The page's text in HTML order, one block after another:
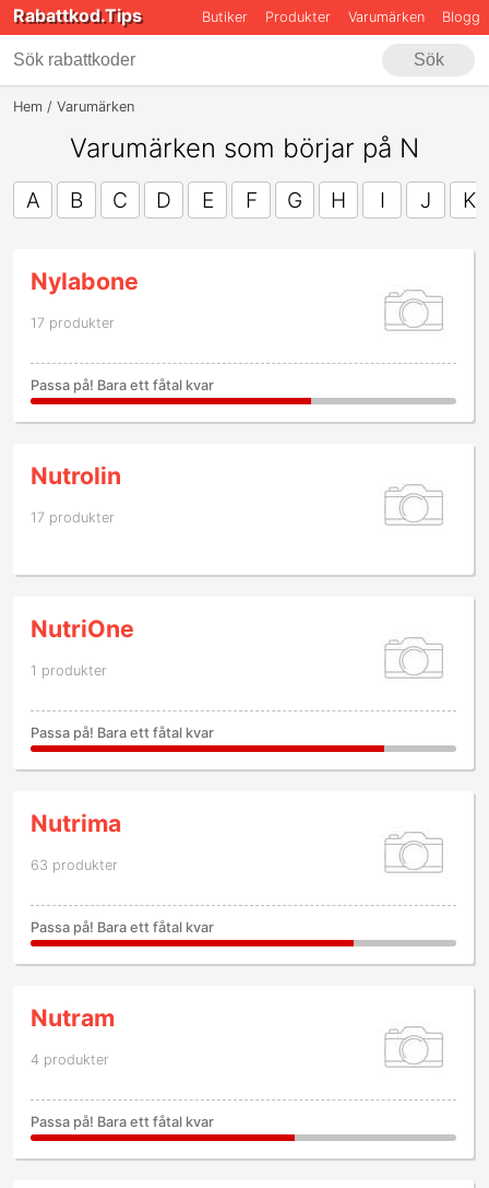
Rabattkod.Tips Butiker Produkter Varumärken Blogg
Sök
Hem Varumärken
Varumärken som börjar på N
A B C D E F G H I J K
Nylabone
17 produkter
Passa på! Bara ett fåtal kvar
Nutrolin
17 produkter
NutriOne
1 produkter
Passa på! Bara ett fåtal kvar
Nutrima
63 produkter
Passa på! Bara ett fåtal kvar
Nutram
4 produkter
Passa på! Bara ett fåtal kvar